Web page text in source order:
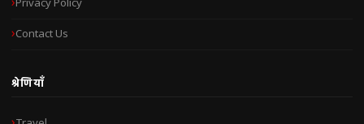
Privacy Policy
Contact Us
श्रेणियाँ